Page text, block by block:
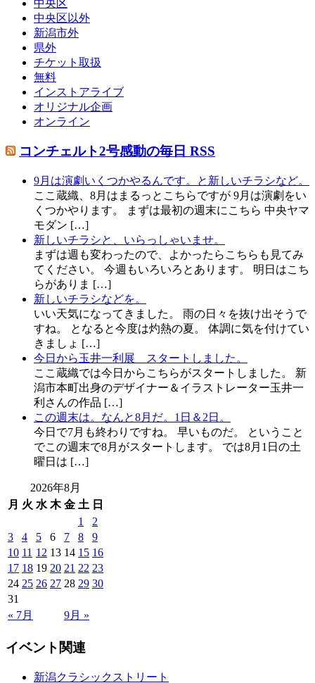
中央区
中央区以外
新潟市外
県外
チケット取扱
無料
インストアライブ
オリジナル企画
オンライン
コンチェルト2号感動の毎日 RSS
9月は演劇いくつかやるんです。と新しいチラシなど。
ここ蔵織、8月はまるっとこちらですが 9月は演劇をい
くつかやります。 まずは最初の週末にこちら 中央ヤマ
モダン […]
新しいチラシと、いらっしゃいませ。
まずは週も変わったので、よかったらこちらも見てみ
てください。 今週もいろいろとあります。 明日はこち
らがありま […]
新しいチラシなどを。
いい天気になってきました。 雨の日々を抜け出そうで
すね。 となると今度は灼熱の夏。 体調に気を付けてい
きましょ […]
今日から玉井一利展 スタートしました。
ここ蔵織では今日からこちらがスタートしました。 新
潟市本町出身のデザイナー＆イラストレーター玉井一
利さんの作品 […]
この週末は。なんと8月だ。1日＆2日。
今日で7月も終わりですね。 早いものだ。 ということ
でこの週末で8月がスタートします。 では8月1日の土
曜日は […]
2026年8月
月 火 水 木 金 土 日
« 7月 9月 »
1
2
3
4 5 6 7 8
9
10 11 12 13 14 15 16
17 18 19 20 21 22 23
24 25 26 27 28 29 30
31
イベント関連
新潟クラシックストリート